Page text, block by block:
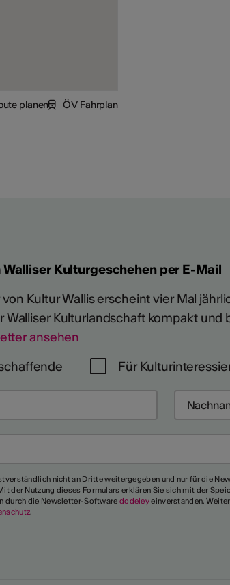
planen ÖV Fahrplan
Kulturgeschehen per E-Mail
Kultur Wallis erscheint vier Mal
Walliser Kulturlandschaft kompakt und
ansehen
Für
nicht an Dritte weitergegeben und nur für die
der Nutzung dieses Formulars erklären Sie sich mit der
durch die Newsletter-Software dodeleyeinverstanden.
.